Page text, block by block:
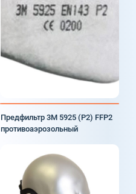
Предфильтр 3М 5925 (Р2) FFP2
противоаэрозольный